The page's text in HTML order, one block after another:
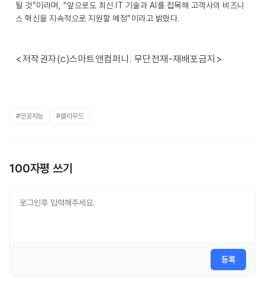
될 것”이라며, “앞으로도 최신 IT 기술과 AI를 접목해 고객사의 비즈니
스 혁신을 지속적으로 지원할 예정”이라고 밝혔다.
<저작권자(c)스마트앤컴퍼니. 무단전재-재배포금지>
#인공지능 #클라우드
100자평 쓰기
등록